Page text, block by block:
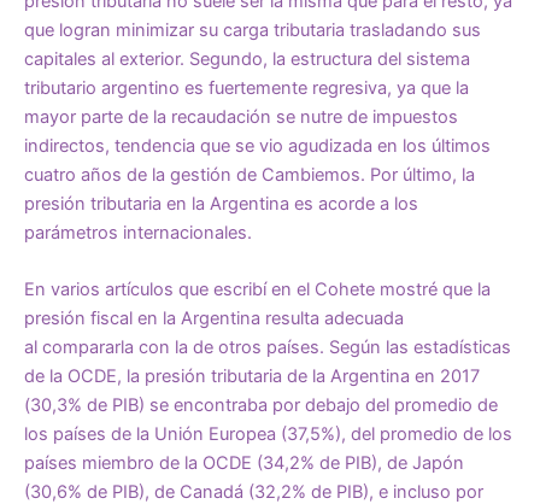
que logran minimizar su carga tributaria trasladando sus
capitales al exterior. Segundo, la estructura del sistema
tributario argentino es fuertemente regresiva, ya que la
mayor parte de la recaudación se nutre de impuestos
indirectos, tendencia que se vio agudizada en los últimos
cuatro años de la gestión de Cambiemos. Por último, la
presión tributaria en la Argentina es acorde a los
parámetros internacionales.
En varios artículos que escribí en el Cohete mostré que la
presión fiscal en la Argentina resulta adecuada
al compararla con la de otros países. Según las estadísticas
de la OCDE, la presión tributaria de la Argentina en 2017
(30,3% de PIB) se encontraba por debajo del promedio de
los países de la Unión Europea (37,5%), del promedio de los
países miembro de la OCDE (34,2% de PIB), de Japón
(30,6% de PIB), de Canadá (32,2% de PIB), e incluso por